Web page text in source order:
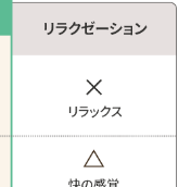
説明してくれるので
すめできる整骨院で
る